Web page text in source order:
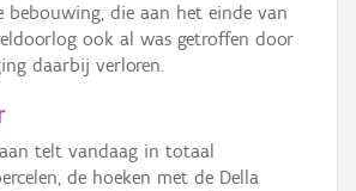
bebouwing, die aan het einde van
ook al was getroffen door
daarbij verloren.
telt vandaag in totaal
de hoeken met de Della